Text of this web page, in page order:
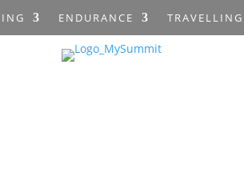
ENDURANCE TRAVELLING